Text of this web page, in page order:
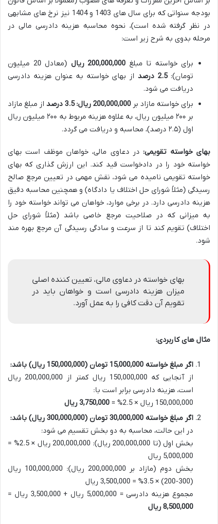
بودجه سنواتی که برای سال های 1403 و 1404 نیز نرخ های مشابهی
در نظر گرفته شده است)، نحوه محاسبه هزینه دادرسی مالی در
مرحله بدوی به شرح زیر است:
برای خواسته تا مبلغ 200,000,000 ریال
(معادل 20 میلیون
تومان):2.5 درصد
از بهای خواسته به عنوان هزینه دادرسی
دریافت می شود.
برای خواسته مازاد بر 200,000,000 ریال: 3.5 درصد
از مبلغ مازاد
بر ۲۰۰ میلیون ریال، به علاوه هزینه مربوط به ۲۰۰ میلیون ریال
اول (۲.۵ درصد)، محاسبه و دریافت می گردد.
بهای خواسته تقویمی:در دعاوی مالی، خواهان موظف است بهای
خواسته خود را در دادخواست قید کند. این ارزش گذاری که بهای
خواسته تقویمی نامیده می شود، نقش مهمی در تعیین مرجع صالح
رسیدگی (مثلاً شورای حل اختلاف یا دادگاه) و همچنین محاسبه دقیق
هزینه دادرسی دارد. در برخی موارد، خواهان می تواند خواسته خود را
به میزانی که در صلاحیت مرجع خاصی باشد (مثلاً شورای حل
اختلاف) تقویم کند تا از سرعت و سادگی رسیدگی آن مرجع بهره مند
شود.
بهای خواسته در دعاوی مالی، تعیین کننده اصلی
میزان هزینه دادرسی است و خواهان باید در
تقویم آن دقت کافی را به عمل آورد.
مثال های کاربردی:
اگر مبلغ خواسته 15,000,000 تومان (150,000,000 ریال) باشد:
از آنجایی که 150,000,000 ریال کمتر از 200,000,000 ریال
است، هزینه دادرسی برابر است با:
150,000,000 ریال × 2.5% =
3,750,000 ریال
اگر مبلغ خواسته 30,000,000 تومان (300,000,000 ریال) باشد:
در این حالت، محاسبه به دو بخش تقسیم می شود:
بخش اول (تا 200,000,000 ریال): 200,000,000 ریال × 2.5% =
5,000,000 ریال
بخش دوم (مازاد بر 200,000,000 ریال): 100,000,000 ریال
(300-200) × 3.5% = 3,500,000 ریال
مجموع هزینه دادرسی = 5,000,000 ریال + 3,500,000 ریال =
8,500,000 ریال